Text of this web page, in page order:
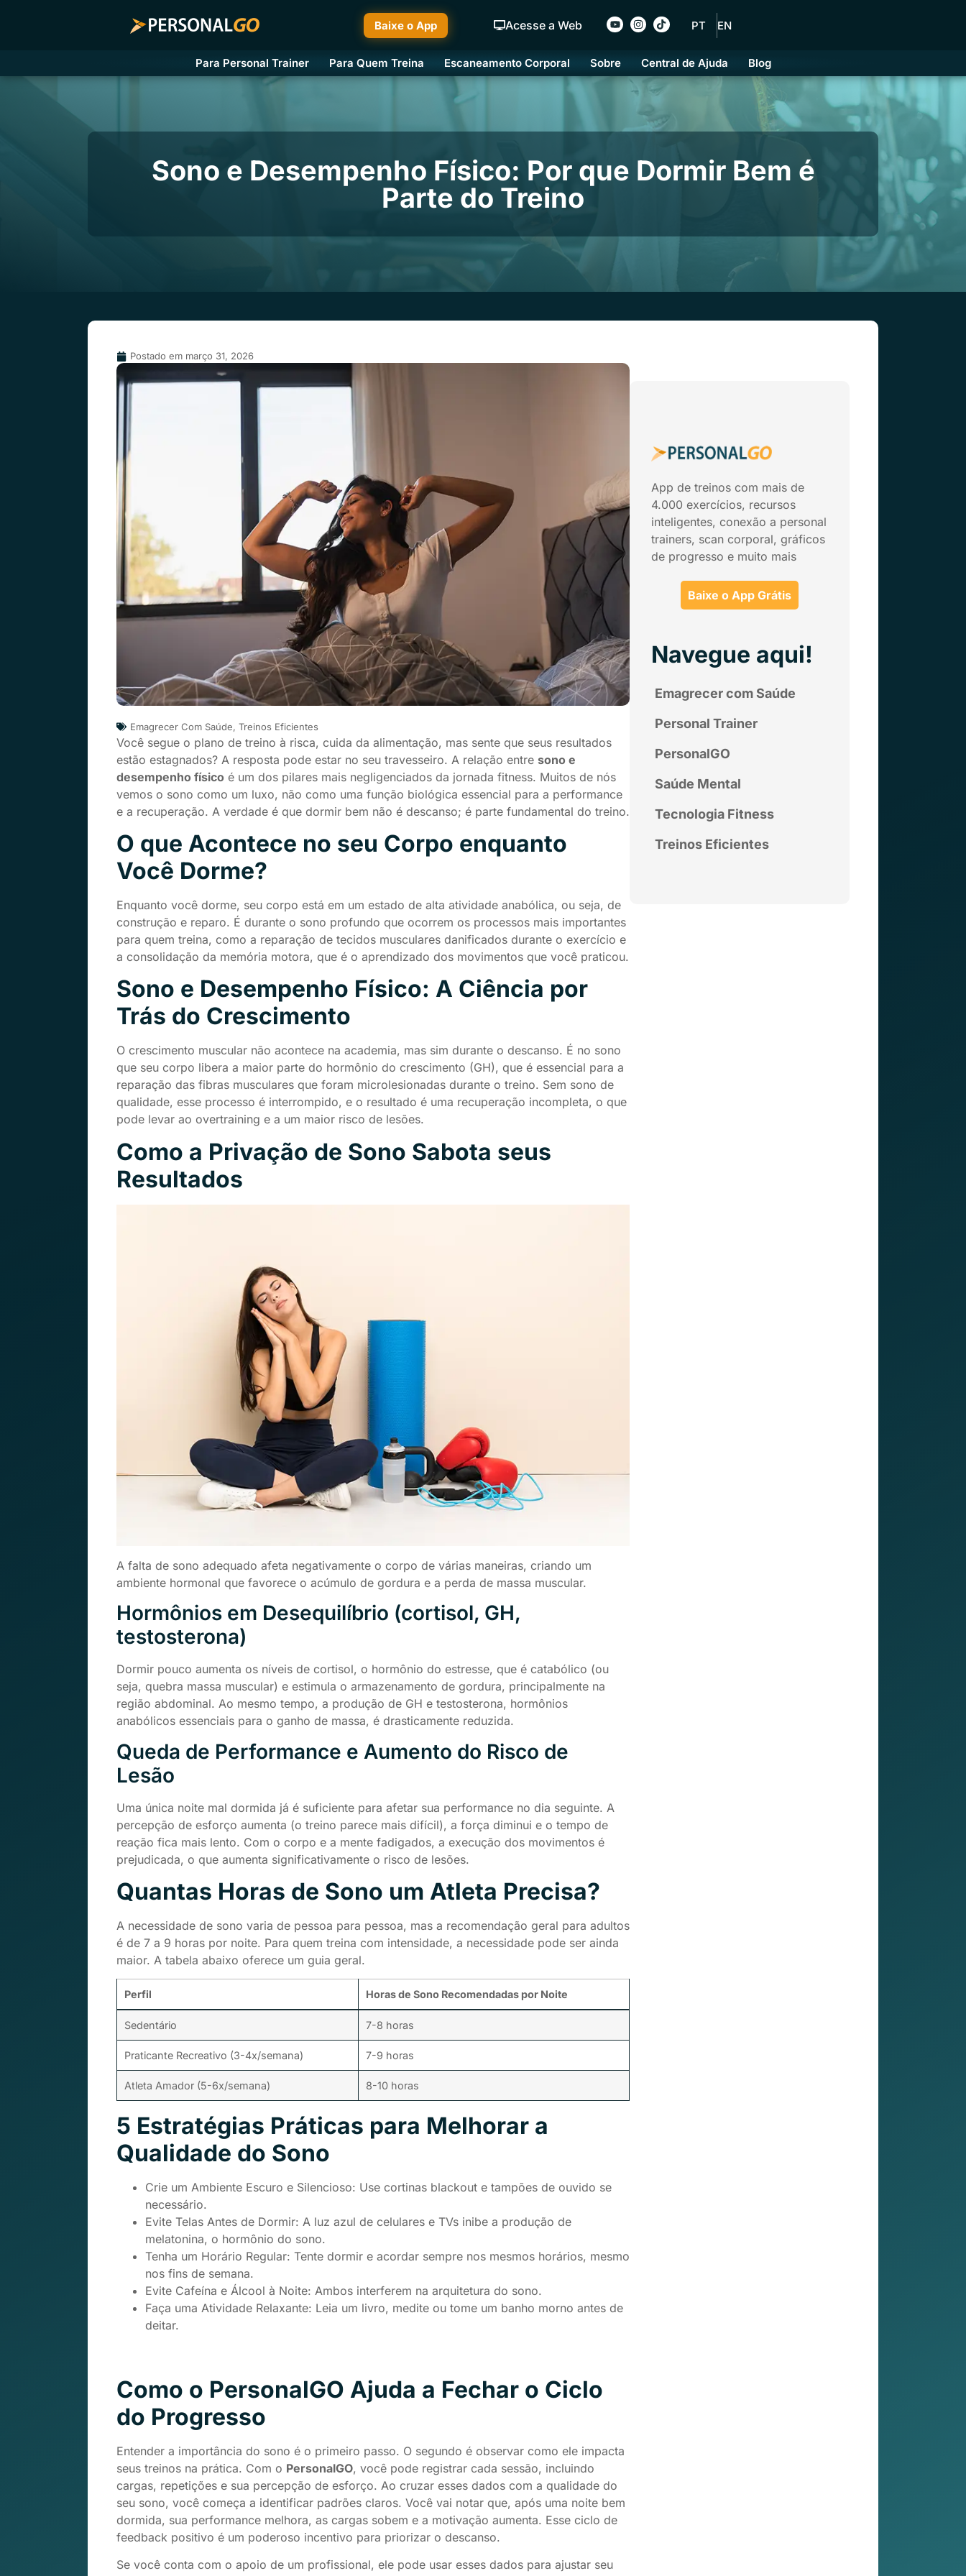
Baixe o App Acesse a Web PT EN
Para Personal Trainer Para Quem Treina Escaneamento Corporal Sobre Central de Ajuda Blog
Sono e Desempenho Físico: Por que Dormir Bem é
Parte do Treino
Postado em março 31, 2026
Emagrecer Com Saúde, Treinos Eficientes
Você segue o plano de treino à risca, cuida da alimentação, mas sente que seus resultados
estão estagnados? A resposta pode estar no seu travesseiro. A relação entre sono e
desempenho físico é um dos pilares mais negligenciados da jornada fitness. Muitos de nós
vemos o sono como um luxo, não como uma função biológica essencial para a performance
e a recuperação. A verdade é que dormir bem não é descanso; é parte fundamental do treino.
O que Acontece no seu Corpo enquanto
Você Dorme?
Enquanto você dorme, seu corpo está em um estado de alta atividade anabólica, ou seja, de
construção e reparo. É durante o sono profundo que ocorrem os processos mais importantes
para quem treina, como a reparação de tecidos musculares danificados durante o exercício e
a consolidação da memória motora, que é o aprendizado dos movimentos que você praticou.
Sono e Desempenho Físico: A Ciência por
Trás do Crescimento
O crescimento muscular não acontece na academia, mas sim durante o descanso. É no sono
que seu corpo libera a maior parte do hormônio do crescimento (GH), que é essencial para a
reparação das fibras musculares que foram microlesionadas durante o treino. Sem sono de
qualidade, esse processo é interrompido, e o resultado é uma recuperação incompleta, o que
pode levar ao overtraining e a um maior risco de lesões.
Como a Privação de Sono Sabota seus
Resultados
A falta de sono adequado afeta negativamente o corpo de várias maneiras, criando um
ambiente hormonal que favorece o acúmulo de gordura e a perda de massa muscular.
Hormônios em Desequilíbrio (cortisol, GH,
testosterona)
Dormir pouco aumenta os níveis de cortisol, o hormônio do estresse, que é catabólico (ou
seja, quebra massa muscular) e estimula o armazenamento de gordura, principalmente na
região abdominal. Ao mesmo tempo, a produção de GH e testosterona, hormônios
anabólicos essenciais para o ganho de massa, é drasticamente reduzida.
Queda de Performance e Aumento do Risco de
Lesão
Uma única noite mal dormida já é suficiente para afetar sua performance no dia seguinte. A
percepção de esforço aumenta (o treino parece mais difícil), a força diminui e o tempo de
reação fica mais lento. Com o corpo e a mente fadigados, a execução dos movimentos é
prejudicada, o que aumenta significativamente o risco de lesões.
Quantas Horas de Sono um Atleta Precisa?
A necessidade de sono varia de pessoa para pessoa, mas a recomendação geral para adultos
é de 7 a 9 horas por noite. Para quem treina com intensidade, a necessidade pode ser ainda
maior. A tabela abaixo oferece um guia geral.
Perfil Horas de Sono Recomendadas por Noite
Sedentário 7-8 horas
Praticante Recreativo (3-4x/semana) 7-9 horas
Atleta Amador (5-6x/semana) 8-10 horas
5 Estratégias Práticas para Melhorar a
Qualidade do Sono
Crie um Ambiente Escuro e Silencioso: Use cortinas blackout e tampões de ouvido se
necessário.
Evite Telas Antes de Dormir: A luz azul de celulares e TVs inibe a produção de
melatonina, o hormônio do sono.
Tenha um Horário Regular: Tente dormir e acordar sempre nos mesmos horários, mesmo
nos fins de semana.
Evite Cafeína e Álcool à Noite: Ambos interferem na arquitetura do sono.
Faça uma Atividade Relaxante: Leia um livro, medite ou tome um banho morno antes de
deitar.
Como o PersonalGO Ajuda a Fechar o Ciclo
do Progresso
Entender a importância do sono é o primeiro passo. O segundo é observar como ele impacta
seus treinos na prática. Com o PersonalGO, você pode registrar cada sessão, incluindo
cargas, repetições e sua percepção de esforço. Ao cruzar esses dados com a qualidade do
seu sono, você começa a identificar padrões claros. Você vai notar que, após uma noite bem
dormida, sua performance melhora, as cargas sobem e a motivação aumenta. Esse ciclo de
feedback positivo é um poderoso incentivo para priorizar o descanso.
Se você conta com o apoio de um profissional, ele pode usar esses dados para ajustar seu
App de treinos com mais de
4.000 exercícios, recursos
inteligentes, conexão a personal
trainers, scan corporal, gráficos
de progresso e muito mais
Baixe o App Grátis
Navegue aqui!
Emagrecer com Saúde
Personal Trainer
PersonalGO
Saúde Mental
Tecnologia Fitness
Treinos Eficientes